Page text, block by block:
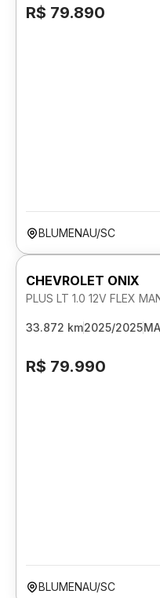
R$ 79.890
BLUMENAU/SC
CHEVROLET ONIX
PLUS LT 1.0 12V FLEX
33.872 km2025/2025
R$ 79.990
BLUMENAU/SC